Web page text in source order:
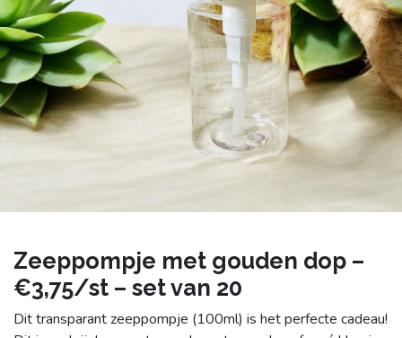
Zeeppompje met gouden dop –
€3,75/st – set van 20
Dit transparant zeeppompje (100ml) is het perfecte cadeau!